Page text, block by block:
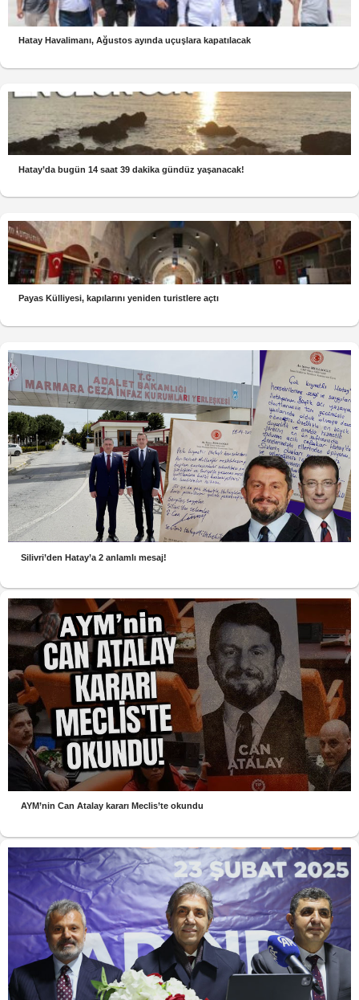
Hatay Havalimanı, Ağustos ayında uçuşlara kapatılacak
Hatay’da bugün 14 saat 39 dakika gündüz yaşanacak!
Payas Külliyesi, kapılarını yeniden turistlere açtı
Silivri’den Hatay’a 2 anlamlı mesaj!
AYM’nin Can Atalay kararı Meclis’te okundu